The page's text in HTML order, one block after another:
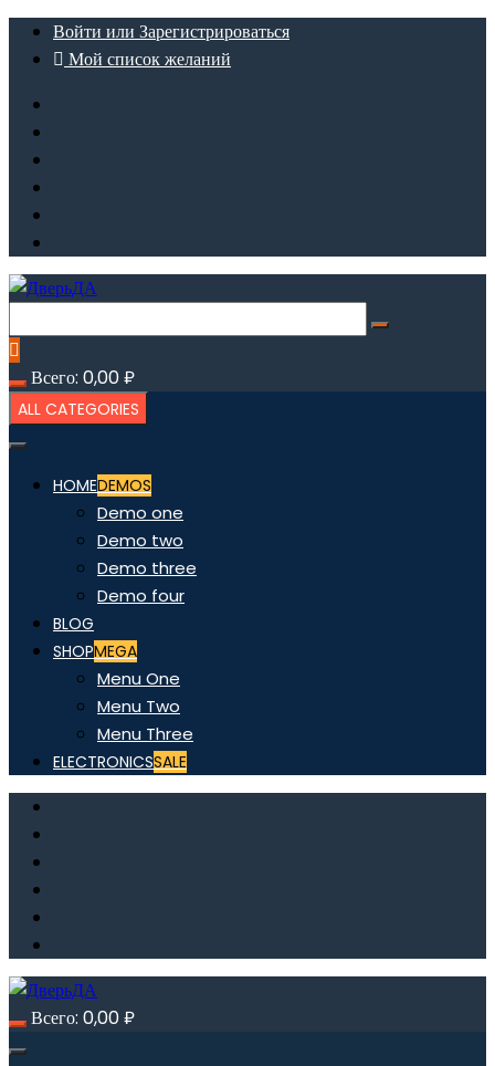
ПерейтиВойти или Зарегистрироваться
Мой список желаний
Всего: 0,00₽
ALL CATEGORIES
HOMEDEMOS
Demo one
Demo two
Demo three
Demo four
BLOG
SHOPMEGA
Menu One
Menu Two
Menu Three
ELECTRONICSSALE
Всего: 0,00₽